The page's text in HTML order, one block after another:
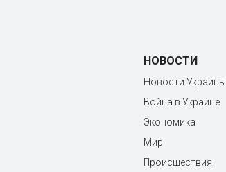
НОВОСТИ
Новости Украины
Война в Украине
Экономика
Мир
Происшествия